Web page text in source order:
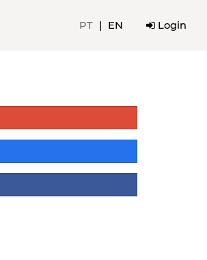
PT | EN Login